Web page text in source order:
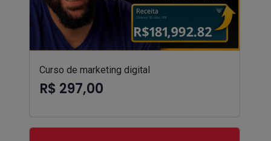
Curso de marketing digital
R$ 297,00